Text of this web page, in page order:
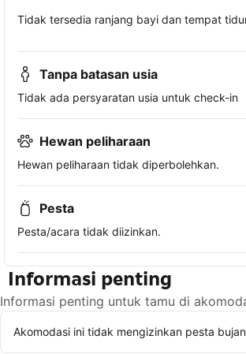
Tidak tersedia ranjang bayi dan tempat
Tanpa batasan usia
Tidak ada persyaratan usia untuk check-in
Hewan peliharaan
Hewan peliharaan tidak diperbolehkan.
Pesta
Pesta/acara tidak diizinkan.
Informasi penting
Informasi penting untuk tamu di
Akomodasi ini tidak mengizinkan pesta